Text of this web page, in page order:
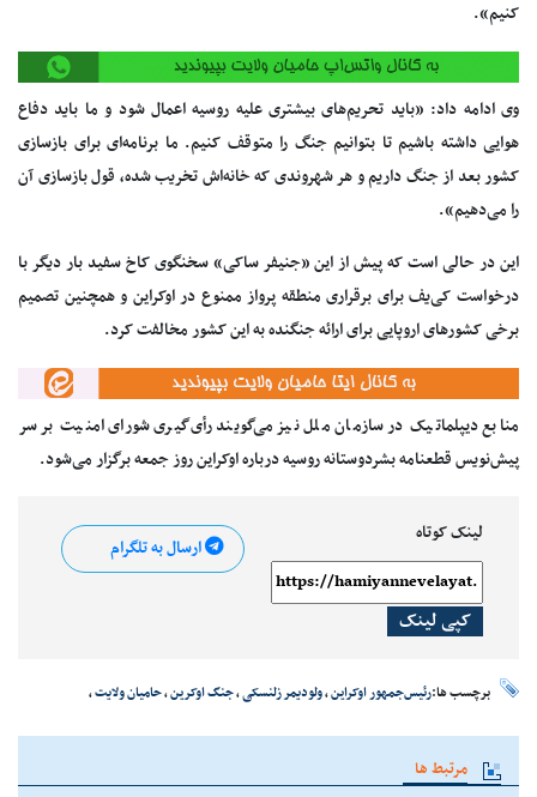
کنیم».
وی ادامه داد: «باید تحریم‌های بیشتری علیه روسیه اعمال شود و ما باید دفاع
هوایی داشته باشیم تا بتوانیم جنگ را متوقف کنیم. ما برنامه‌ای برای بازسازی
کشور بعد از جنگ داریم و هر شهروندی که خانه‌اش تخریب شده، قول بازسازی آن
را می‌دهیم».
این در حالی است که پیش از این «جنیفر ساکی» سخنگوی کاخ سفید بار دیگر با
درخواست کی‌یف برای برقراری منطقه پرواز ممنوع در اوکراین و همچنین تصمیم
برخی کشورهای اروپایی برای ارائه جنگنده به این کشور مخالفت کرد.
منابع دیپلماتیک در سازمان ملل نیز می‌گویند رأی‌گیری شورای امنیت بر سر
پیش‌نویس قطعنامه بشردوستانه روسیه درباره اوکراین روز جمعه برگزار می‌شود.
لینک کوتاه
کپی لینک
ارسال به تلگرام
برچسب ها:رئیس‌جمهور اوکراین،ولودیمر زلنسکی،جنگ اوکرین،حامیان ولایت،
مرتبط ها